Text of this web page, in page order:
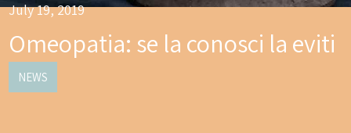
July 19, 2019
Omeopatia: se la conosci la eviti
NEWS